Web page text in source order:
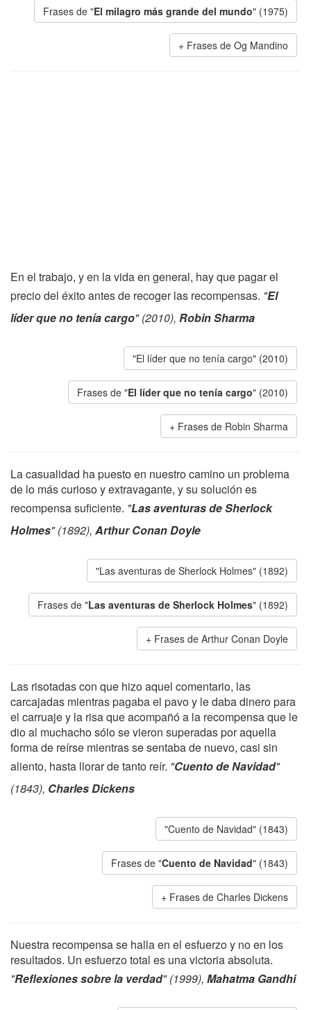
Frases de "El milagro más grande del mundo" (1975)
Frases de Og Mandino
En el trabajo, y en la vida en general, hay que pagar el
precio del éxito antes de recoger las recompensas. "El
líder que no tenía cargo" (2010), Robin Sharma
"El líder que no tenía cargo" (2010)
Frases de "El líder que no tenía cargo" (2010)
Frases de Robin Sharma
La casualidad ha puesto en nuestro camino un problema
de lo más curioso y extravagante, y su solución es
recompensa suficiente. "Las aventuras de Sherlock
Holmes" (1892), Arthur Conan Doyle
"Las aventuras de Sherlock Holmes" (1892)
Frases de "Las aventuras de Sherlock Holmes" (1892)
Frases de Arthur Conan Doyle
Las risotadas con que hizo aquel comentario, las
carcajadas mientras pagaba el pavo y le daba dinero para
el carruaje y la risa que acompañó a la recompensa que le
dio al muchacho sólo se vieron superadas por aquella
forma de reírse mientras se sentaba de nuevo, casi sin
aliento, hasta llorar de tanto reír. "Cuento de Navidad"
(1843), Charles Dickens
"Cuento de Navidad" (1843)
Frases de "Cuento de Navidad" (1843)
Frases de Charles Dickens
Nuestra recompensa se halla en el esfuerzo y no en los
resultados. Un esfuerzo total es una victoria absoluta.
"Reflexiones sobre la verdad" (1999), Mahatma Gandhi